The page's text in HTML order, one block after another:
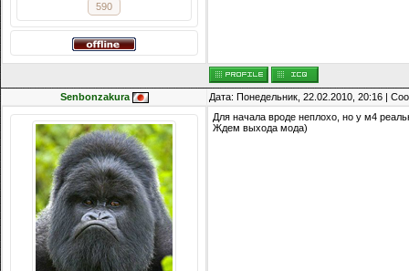
590
Senbonzakura Дата: Понедельник, 22.02.2010, 20:16 |
Для начала вроде неплохо, но у м4
Ждем выхода мода)